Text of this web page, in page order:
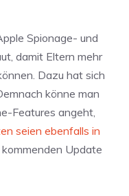
Spionage- und
damit Eltern mehr
Dazu hat sich
könne man
Features angeht,
seien ebenfalls in
Update